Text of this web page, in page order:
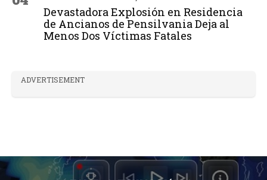
Devastadora Explosión en Residencia
de Ancianos de Pensilvania Deja al
Menos Dos Víctimas Fatales
ADVERTISEMENT